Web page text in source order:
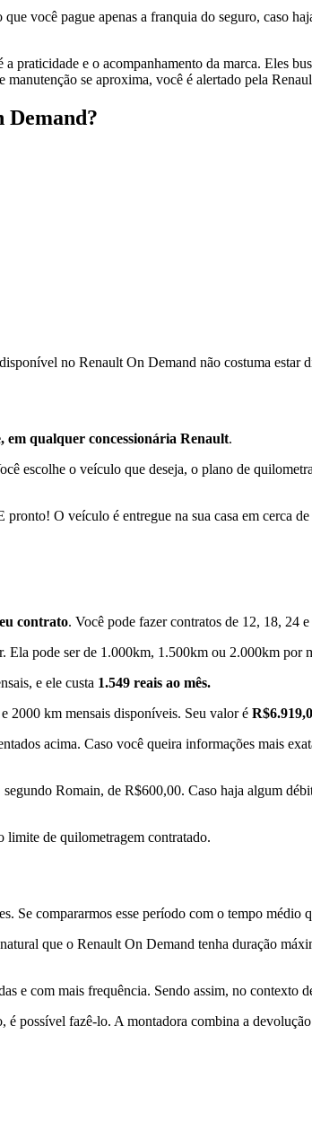
você pague apenas a franquia do seguro, caso
praticidade e o acompanhamento da marca. Eles
se aproxima, você é alertado pela
Demand?
no Renault On Demand não costuma estar
em qualquer concessionária Renault.
escolhe o veículo que deseja, o plano de
O veículo é entregue na sua casa em cerca
contrato. Você pode fazer contratos de 12, 18, 24 e
Ela pode ser de 1.000km, 1.500km ou 2.000km por
e ele custa 1.549 reais ao mês.
2000 km mensais disponíveis. Seu valor é
acima. Caso você queira informações mais
Romain, de R$600,00. Caso haja algum
limite de quilometragem contratado.
Se compararmos esse período com o tempo
que o Renault On Demand tenha duração
e com mais frequência. Sendo assim, no contexto
possível fazê-lo. A montadora combina a